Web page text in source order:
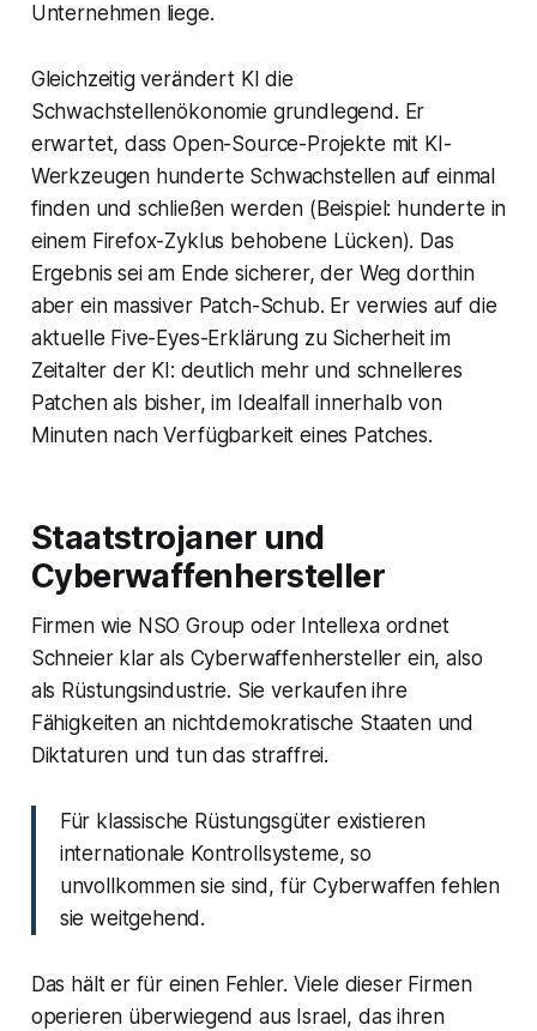
Unternehmen liege.
Gleichzeitig verändert KI die
Schwachstellenökonomie grundlegend. Er
erwartet, dass Open-Source-Projekte mit KI-
Werkzeugen hunderte Schwachstellen auf einmal
finden und schließen werden (Beispiel: hunderte in
einem Firefox-Zyklus behobene Lücken). Das
Ergebnis sei am Ende sicherer, der Weg dorthin
aber ein massiver Patch-Schub. Er verwies auf die
aktuelle Five-Eyes-Erklärung zu Sicherheit im
Zeitalter der KI: deutlich mehr und schnelleres
Patchen als bisher, im Idealfall innerhalb von
Minuten nach Verfügbarkeit eines Patches.
Staatstrojaner und
Cyberwaffenhersteller
Firmen wie NSO Group oder Intellexa ordnet
Schneier klar als Cyberwaffenhersteller ein, also
als Rüstungsindustrie. Sie verkaufen ihre
Fähigkeiten an nichtdemokratische Staaten und
Diktaturen und tun das straffrei.
Für klassische Rüstungsgüter existieren
internationale Kontrollsysteme, so
unvollkommen sie sind, für Cyberwaffen fehlen
sie weitgehend.
Das hält er für einen Fehler. Viele dieser Firmen
operieren überwiegend aus Israel, das ihren